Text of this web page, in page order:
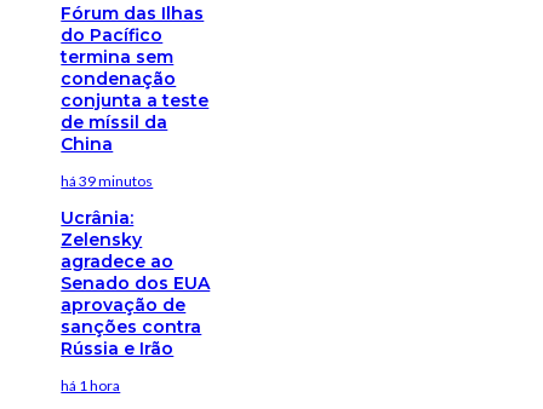
Fórum das Ilhas
do Pacífico
termina sem
condenação
conjunta a teste
de míssil da
China
há 39 minutos
Ucrânia:
Zelensky
agradece ao
Senado dos EUA
aprovação de
sanções contra
Rússia e Irão
há 1 hora